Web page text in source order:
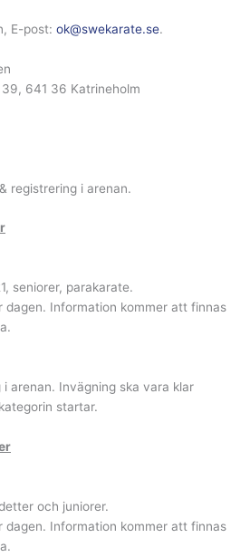
E-post: ok@swekarate.se.
641 36 Katrineholm
registrering i arenan.
seniorer, parakarate.
dagen. Information kommer att finnas
arenan. Invägning ska vara klar
startar.
och juniorer.
dagen. Information kommer att finnas